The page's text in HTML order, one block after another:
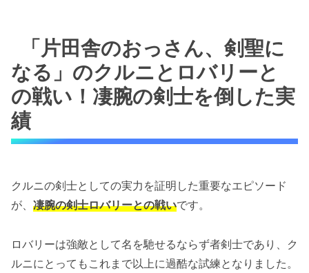
「片田舎のおっさん、剣聖に
なる」のクルニとロバリーと
の戦い！凄腕の剣士を倒した実
績
クルニの剣士としての実力を証明した重要なエピソード
が、 凄腕の剣士ロバリーとの戦いです。
ロバリーは強敵として名を馳せるならず者剣士であり、ク
ルニにとってもこれまで以上に過酷な試練となりました。